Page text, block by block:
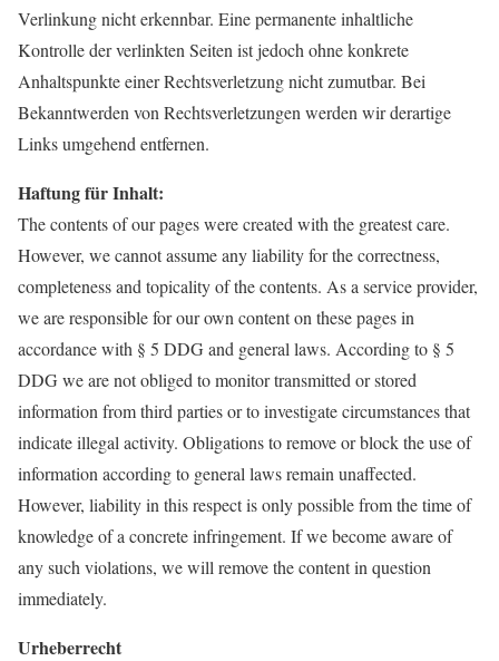
Verlinkung nicht erkennbar. Eine permanente inhaltliche
Kontrolle der verlinkten Seiten ist jedoch ohne konkrete
Anhaltspunkte einer Rechtsverletzung nicht zumutbar. Bei
Bekanntwerden von Rechtsverletzungen werden wir derartige
Links umgehend entfernen.
Haftung für Inhalt:
The contents of our pages were created with the greatest care.
However, we cannot assume any liability for the correctness,
completeness and topicality of the contents. As a service provider,
we are responsible for our own content on these pages in
accordance with § 5 DDG and general laws. According to § 5
DDG we are not obliged to monitor transmitted or stored
information from third parties or to investigate circumstances that
indicate illegal activity. Obligations to remove or block the use of
information according to general laws remain unaffected.
However, liability in this respect is only possible from the time of
knowledge of a concrete infringement. If we become aware of
any such violations, we will remove the content in question
immediately.
Urheberrecht